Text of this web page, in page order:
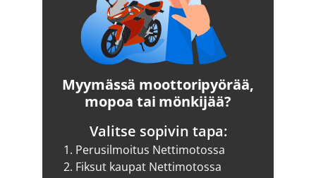
Myymässä moottoripyörää,
mopoa tai mönkijää?
Valitse sopivin tapa:
1. Perusilmoitus Nettimotossa
2. Fiksut kaupat Nettimotossa